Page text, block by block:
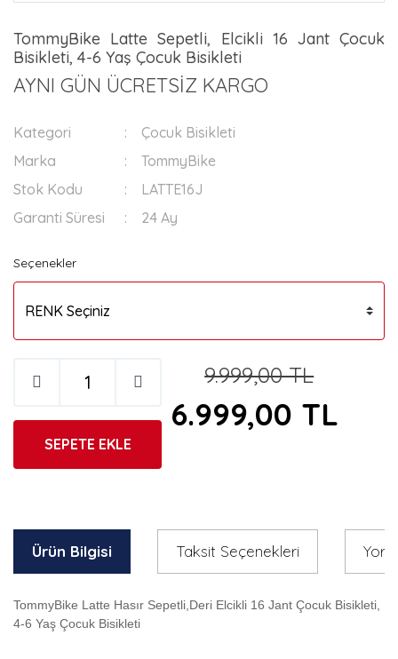
TommyBike Latte Sepetli, Elcikli 16 Jant Çocuk
Bisikleti, 4-6 Yaş Çocuk Bisikleti
AYNI GÜN ÜCRETSİZ KARGO
Kategori
Çocuk Bisikleti
Marka
TommyBike
Stok Kodu
LATTE16J
Garanti Süresi
24 Ay
Seçenekler
9.999,00 TL
6.999,00 TL
SEPETE EKLE
Ürün Bilgisi Taksit Seçenekleri
TommyBike Latte Hasır Sepetli,Deri Elcikli 16 Jant Çocuk Bisikleti,
4-6 Yaş Çocuk Bisikleti